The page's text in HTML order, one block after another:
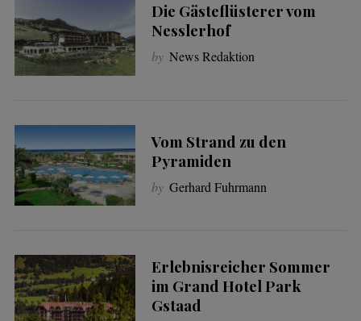
Die Gästeflüsterer vom
Nesslerhof
by News Redaktion
Vom Strand zu den
Pyramiden
by Gerhard Fuhrmann
Erlebnisreicher Sommer
im Grand Hotel Park
Gstaad